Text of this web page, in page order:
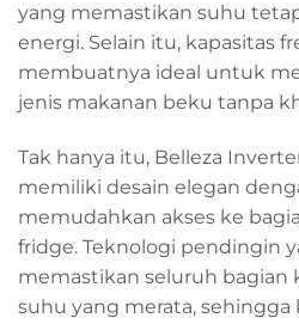
yang memastikan suhu
energi. Selain itu, kapasitas
membuatnya ideal untuk
jenis makanan beku tanpa
Tak hanya itu, Belleza
memiliki desain elegan
memudahkan akses ke
fridge. Teknologi pendingin
memastikan seluruh bagian
suhu yang merata,